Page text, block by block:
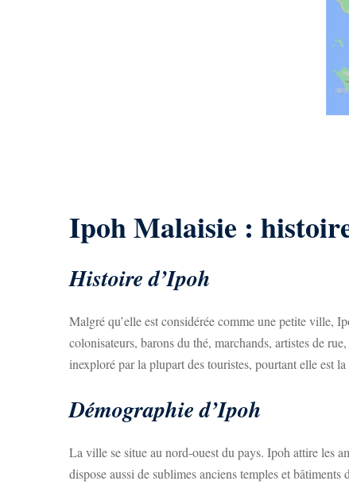
Ipoh Malaisie :
Histoire d’Ipoh
Malgré qu’elle est considérée comme une petite ville,
colonisateurs, barons du thé, marchands, artistes de
inexploré par la plupart des touristes, pourtant elle est
Démographie d’Ipoh
La ville se situe au nord-ouest du pays. Ipoh attire les
dispose aussi de sublimes anciens temples et